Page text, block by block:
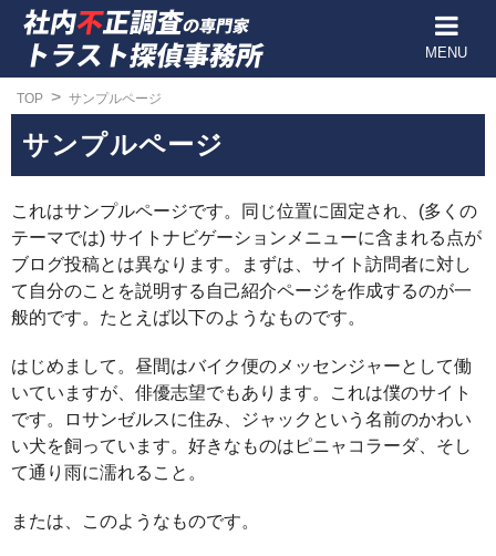
MENU
TOP サンプルページ
サンプルページ
これはサンプルページです。同じ位置に固定され、(多くの
テーマでは) サイトナビゲーションメニューに含まれる点が
ブログ投稿とは異なります。まずは、サイト訪問者に対し
て自分のことを説明する自己紹介ページを作成するのが一
般的です。たとえば以下のようなものです。
はじめまして。昼間はバイク便のメッセンジャーとして働
いていますが、俳優志望でもあります。これは僕のサイト
です。ロサンゼルスに住み、ジャックという名前のかわい
い犬を飼っています。好きなものはピニャコラーダ、そし
て通り雨に濡れること。
または、このようなものです。